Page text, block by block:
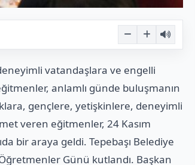
vatandaşlara ve engelli
anlamlı günde buluşmanın
gençlere, yetişkinlere, deneyimli
veren eğitmenler, 24 Kasım
bir araya geldi. Tepebaşı Belediye
Öğretmenler Günü kutlandı. Başkan